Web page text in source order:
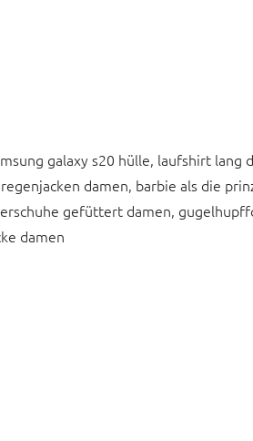
galaxy s20 hülle, laufshirt
damen, barbie als die
gefüttert damen,
damen